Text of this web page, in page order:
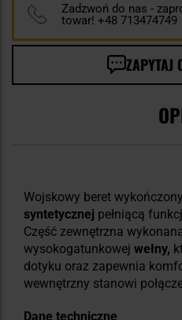
Zadzwoń do nas -
towar! +48 713474749
ZAPYTAJ
Wojskowy beret
syntetycznej pełniącą
Część zewnętrzna
wysokogatunkowej wełny,
dotyku oraz zapewnia
wewnętrzny stanowi
Dane techniczne